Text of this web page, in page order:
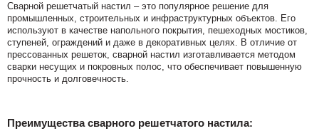
Сварной решетчатый настил – это популярное решение для
промышленных, строительных и инфраструктурных объектов. Его
используют в качестве напольного покрытия, пешеходных мостиков,
ступеней, ограждений и даже в декоративных целях. В отличие от
прессованных решеток, сварной настил изготавливается методом
сварки несущих и покровных полос, что обеспечивает повышенную
прочность и долговечность.
Преимущества сварного решетчатого настила: